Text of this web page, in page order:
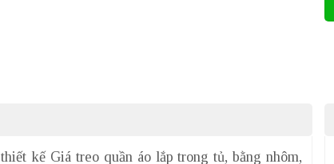
thiết kế Giá treo quần áo lắp trong tủ, bằng nhôm,